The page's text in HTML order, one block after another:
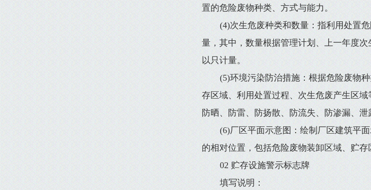
置的危险废物种类、方式与能力。
(4)次生危废种类和数量：指利用处置
量，其中，数量根据管理计划、上一年度
以只计量。
(5)环境污染防治措施：根据危险废物
存区域、利用处置过程、次生危废产生区
防晒、防雷、防扬散、防流失、防渗漏、
(6)厂区平面示意图：绘制厂区建筑平
的相对位置，包括危险废物装卸区域、贮
02 贮存设施警示标志牌
填写说明：